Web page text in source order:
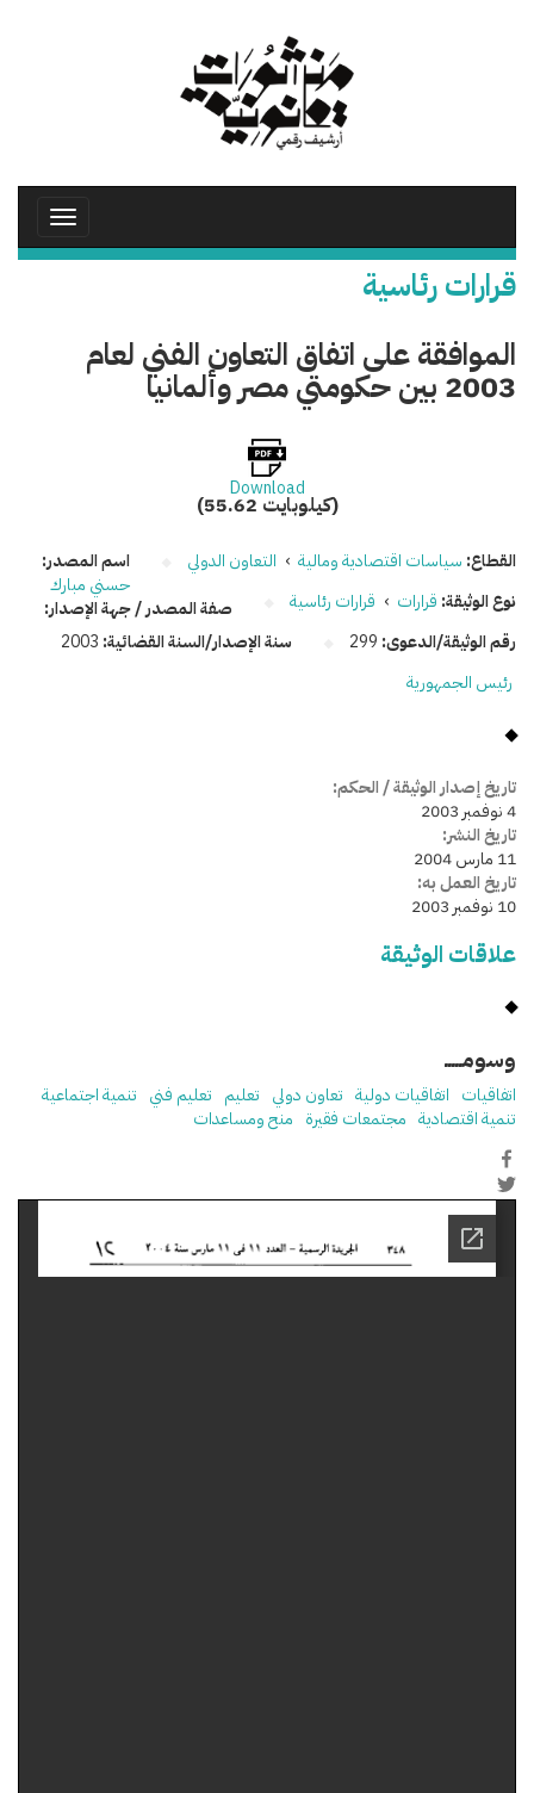
Toggle
قرارات رئاسية
الموافقة على اتفاق التعاون الفني لعام
2003 بين حكومتي مصر وألمانيا
Download
(55.62 كيلوبايت)
القطاع: سياسات اقتصادية ومالية › التعاون الدولي
نوع الوثيقة: قرارات › قرارات رئاسية
رقم الوثيقة/الدعوى: 299 سنة الإصدار/السنة القضائية: 2003
اسم المصدر:
حسني مبارك
صفة المصدر / جهة الإصدار:
رئيس الجمهورية
تاريخ إصدار الوثيقة / الحكم:
4 نوفمبر 2003
تاريخ النشر:
11 مارس 2004
تاريخ العمل به:
10 نوفمبر 2003
علاقات الوثيقة
وسومـــــ
اتفاقيات اتفاقيات دولية تعاون دولي تعليم تعليم فني تنمية اجتماعية
تنمية اقتصادية مجتمعات فقيرة منح ومساعدات